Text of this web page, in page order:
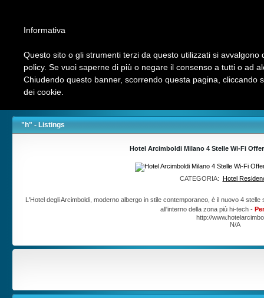
Chi siamo INVIA LINK Contattaci Ultimi Link Top Hits
"h" - Listings
Hotel Arcimboldi Milano 4 Stelle Wi-Fi
CATEGORIA: Hotel
L'Hotel degli Arcimboldi, moderno albergo in stile contemporaneo, è il nuovo 4
all'interno della zona più hi-tech -
http://
N/A
Informativa
Questo sito o gli strumenti terzi da questo utilizzati si
policy. Se vuoi saperne di più o negare il consenso a tutti o ad
Chiudendo questo banner, scorrendo questa pagina, cliccando
dei cookie.